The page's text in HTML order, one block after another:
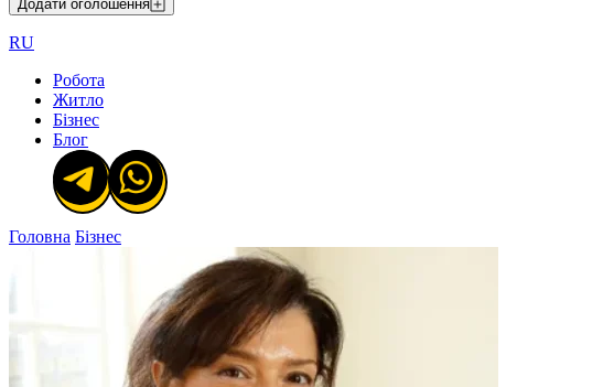
Додати оголошення
RU
Робота
Житло
Бізнес
Блог
Головна Бізнес